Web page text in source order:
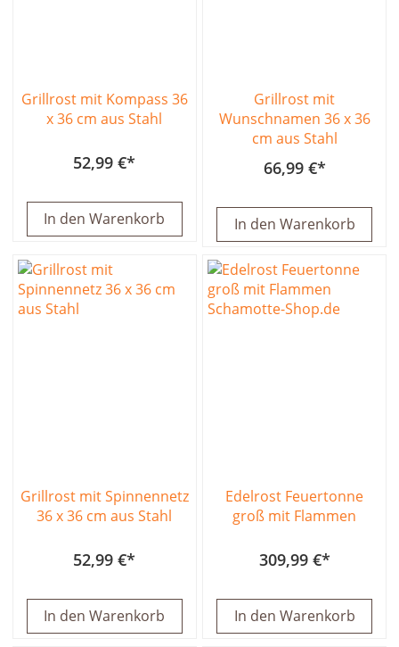
Grillrost mit Kompass 36
x 36 cm aus Stahl
52,99 €
In den Warenkorb
Grillrost mit
Wunschnamen 36 x 36
cm aus Stahl
66,99 €
In den Warenkorb
Grillrost mit Spinnennetz
36 x 36 cm aus Stahl
52,99 €
In den Warenkorb
Edelrost Feuertonne
groß mit Flammen
309,99 €
In den Warenkorb